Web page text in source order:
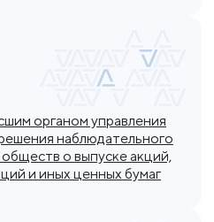
органом управления
наблюдательного
о выпуске акций,
и иных ценных бумаг